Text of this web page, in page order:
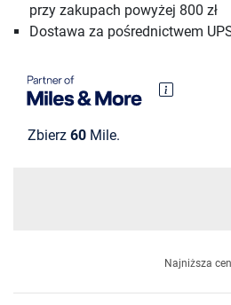
przy zakupach powyżej 800 zł
Dostawa za pośrednictwem
Zbierz 60 Mile.
Najniższa